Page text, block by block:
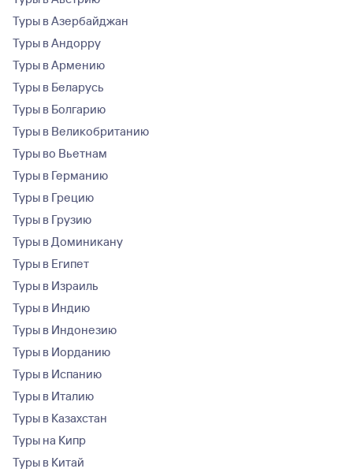
Туры в Азербайджан
Туры в Андорру
Туры в Армению
Туры в Беларусь
Туры в Болгарию
Туры в Великобританию
Туры во Вьетнам
Туры в Германию
Туры в Грецию
Туры в Грузию
Туры в Доминикану
Туры в Египет
Туры в Израиль
Туры в Индию
Туры в Индонезию
Туры в Иорданию
Туры в Испанию
Туры в Италию
Туры в Казахстан
Туры на Кипр
Туры в Китай